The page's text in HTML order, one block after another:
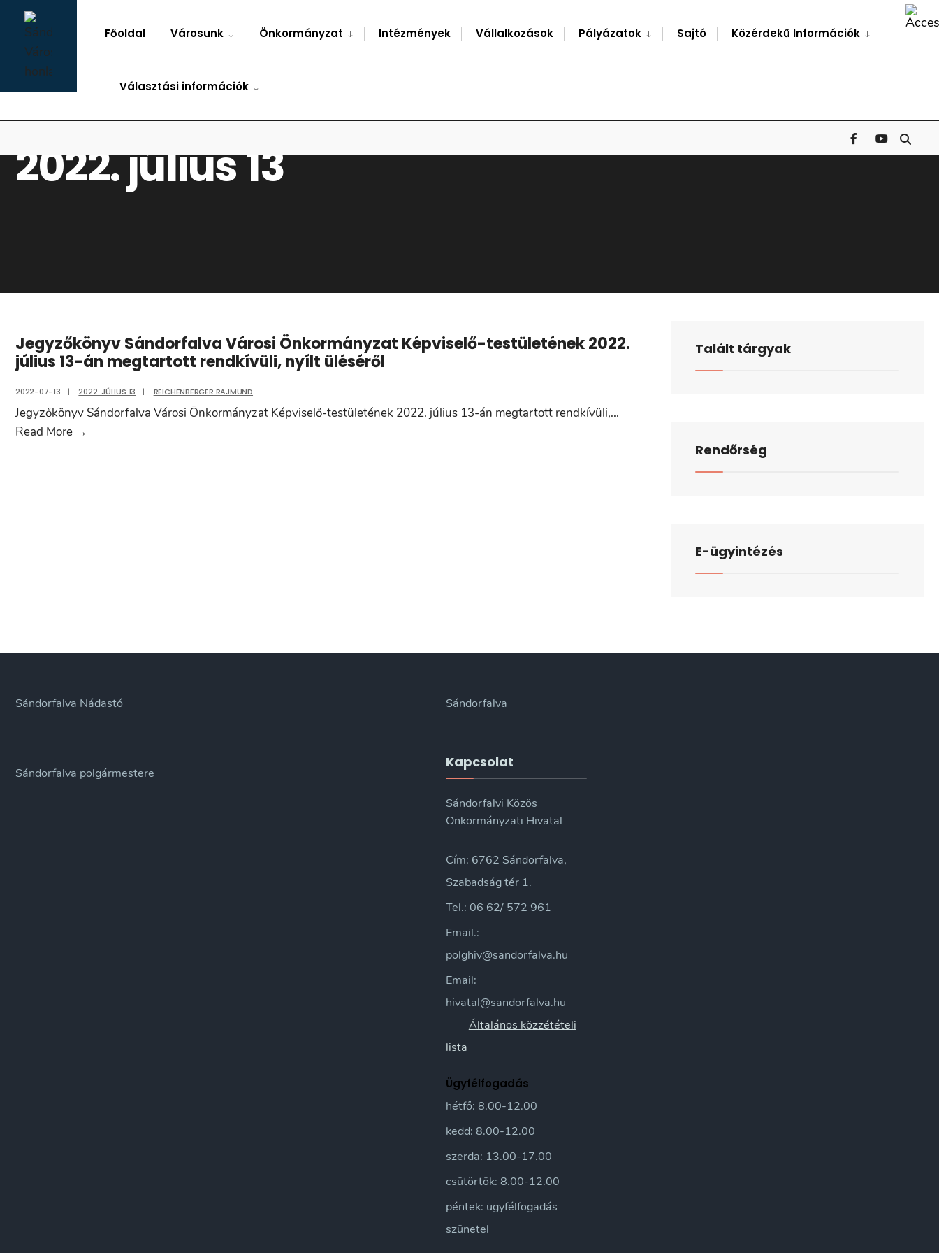
Skip
content
Főoldal Városunk Önkormányzat Intézmények Vállalkozások Pályázatok Sajtó Közérdekű Információk
Választási információk
2022. július 13
Jegyzőkönyv Sándorfalva Városi Önkormányzat Képviselő-testületének 2022.
július 13-án megtartott rendkívüli, nyílt üléséről
2022-07-13 | 2022. JÚLIUS 13 | REICHENBERGER RAJMUND
Jegyzőkönyv Sándorfalva Városi Önkormányzat Képviselő-testületének 2022. július 13-án megtartott rendkívüli,...
Read More →
nyílt
Talált tárgyak
Rendőrség
E-ügyintézés
Sándorfalva Nádastó
Sándorfalva polgármestere
Sándorfalva
Kapcsolat
Sándorfalvi Közös
Önkormányzati Hivatal
Cím: 6762 Sándorfalva,
Szabadság tér 1.
Tel.: 06 62/ 572 961
Email.:
polghiv@sandorfalva.hu
Email:
hivatal@sandorfalva.hu
Általános közzétételi
lista
Ügyfélfogadás
hétfő: 8.00-12.00
kedd: 8.00-12.00
szerda: 13.00-17.00
csütörtök: 8.00-12.00
péntek: ügyfélfogadás
szünetel
Window